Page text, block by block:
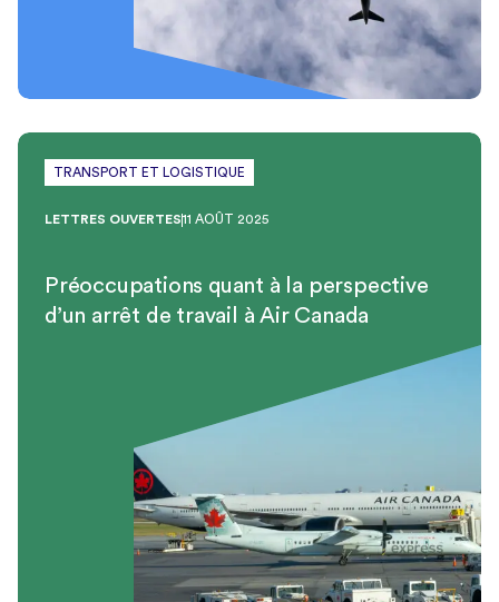
TRANSPORT ET LOGISTIQUE
LETTRES OUVERTES11 AOÛT 2025
Préoccupations quant à la perspective
d’un arrêt de travail à Air Canada